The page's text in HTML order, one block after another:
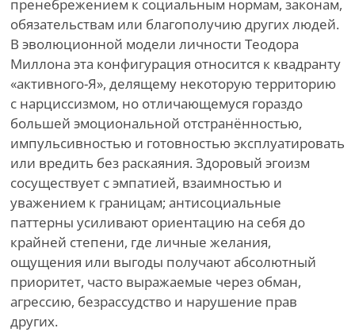
пренебрежением к социальным нормам, законам,
обязательствам или благополучию других людей.
В эволюционной модели личности Теодора
Миллона эта конфигурация относится к квадранту
«активного-Я», делящему некоторую территорию
с нарциссизмом, но отличающемуся гораздо
большей эмоциональной отстранённостью,
импульсивностью и готовностью эксплуатировать
или вредить без раскаяния. Здоровый эгоизм
сосуществует с эмпатией, взаимностью и
уважением к границам; антисоциальные
паттерны усиливают ориентацию на себя до
крайней степени, где личные желания,
ощущения или выгоды получают абсолютный
приоритет, часто выражаемые через обман,
агрессию, безрассудство и нарушение прав
других.